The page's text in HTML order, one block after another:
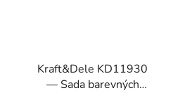
Kraft&Dele KD11930
— Sada barevných